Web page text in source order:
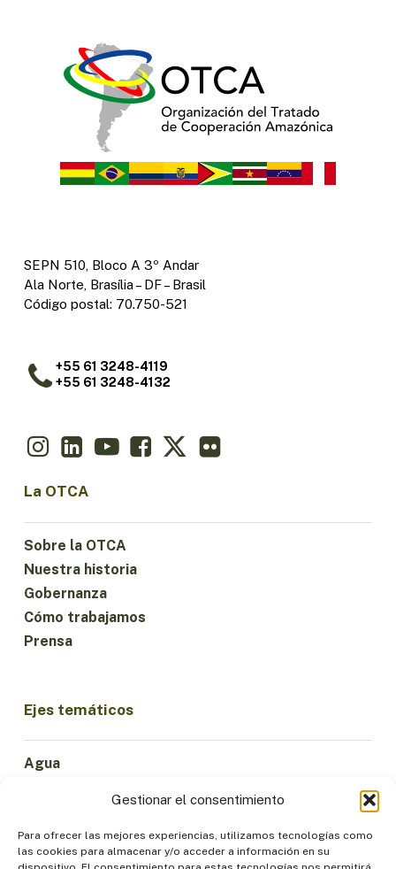
Gestionar el consentimiento
Para ofrecer las mejores experiencias, utilizamos tecnologías como
las cookies para almacenar y/o acceder a información en su
SEPN 510, Bloco A 3º Andar
Ala Norte, Brasília – DF – Brasil
Código postal: 70.750-521
+55 61 3248-4119
+55 61 3248-4132
La OTCA
Sobre la OTCA
Nuestra historia
Gobernanza
Cómo trabajamos
Prensa
Ejes temáticos
Agua
Economía Sostenible
Bosques y Biodiversidad